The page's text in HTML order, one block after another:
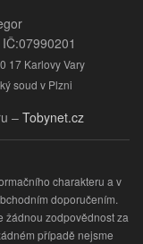
17 Karlovy Vary
soud v Plzni
–Tobynet.cz
charakteru a v
doporučením.
žádnou zodpovědnost za
případě nejsme